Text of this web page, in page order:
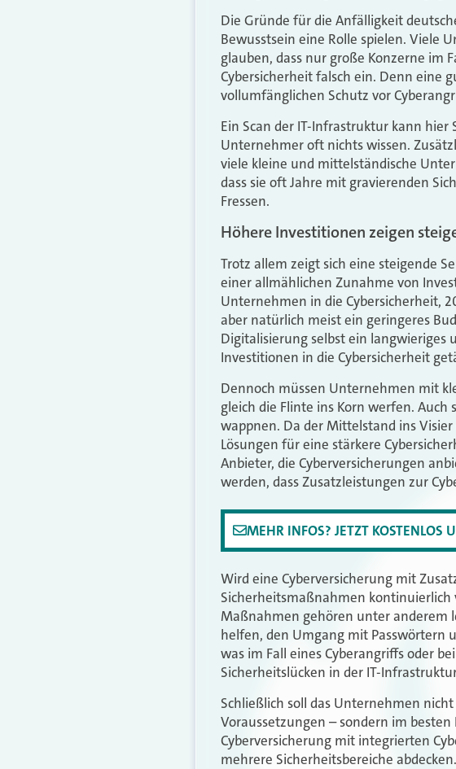
Die Gründe für die Anfälligkeit
Bewusstsein eine Rolle spielen. Viele
glauben, dass nur große Konzerne im
Cybersicherheit falsch ein. Denn eine
vollumfänglichen Schutz vor
Ein Scan der IT-Infrastruktur kann
Unternehmer oft nichts wissen.
viele kleine und mittelständische
dass sie oft Jahre mit gravierenden
Fressen.
Höhere Investitionen zeigen
Trotz allem zeigt sich eine steigende
einer allmählichen Zunahme von
Unternehmen in die Cybersicherheit,
aber natürlich meist ein geringeres
Digitalisierung selbst ein langwieriges
Investitionen in die Cybersicherheit
Dennoch müssen Unternehmen mit
gleich die Flinte ins Korn werfen.
wappnen. Da der Mittelstand ins
Lösungen für eine stärkere
Anbieter, die Cyberversicherungen
werden, dass Zusatzleistungen zur
MEHR INFOS? JETZT KOSTENLOS
Wird eine Cyberversicherung mit
Sicherheitsmaßnahmen kontinuierlich
Maßnahmen gehören unter anderem
helfen, den Umgang mit Passwörtern
was im Fall eines Cyberangriffs oder
Sicherheitslücken in der IT-
Schließlich soll das Unternehmen
Voraussetzungen – sondern im
Cyberversicherung mit integrierten
mehrere Sicherheitsbereiche